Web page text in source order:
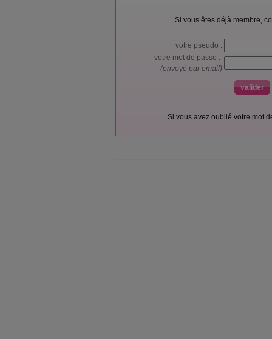
Si vous êtes déjà membre,
votre pseudo :
votre mot de passe :
(envoyé par email)
Si vous avez oublié votre mot